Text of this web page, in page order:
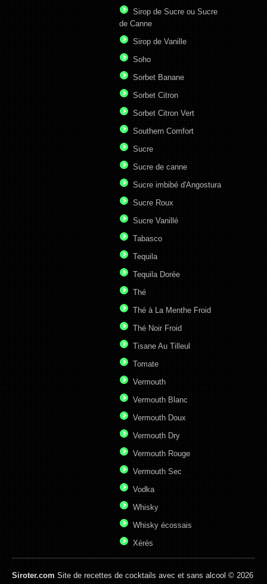
Sirop de Sucre ou Sucre
de Canne
Sirop de Vanille
Soho
Sorbet Banane
Sorbet Citron
Sorbet Citron Vert
Southern Comfort
Sucre
Sucre de canne
Sucre imbibé d'Angostura
Sucre Roux
Sucre Vanillé
Tabasco
Tequila
Tequila Dorée
Thé
Thé à La Menthe Froid
Thé Noir Froid
Tisane Au Tilleul
Tomate
Vermouth
Vermouth Blanc
Vermouth Doux
Vermouth Dry
Vermouth Rouge
Vermouth Sec
Vodka
Whisky
Whisky écossais
Xérès
Siroter.comSite de recettes de cocktails avec et sans alcool © 2026